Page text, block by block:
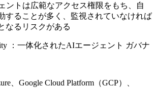
ントは広範なアクセス権限をもち、自
することが多く、監視されていなければ
なるリスクがある
：一体化されたAIエージェント ガバナ
、Google Cloud Platform（GCP）、